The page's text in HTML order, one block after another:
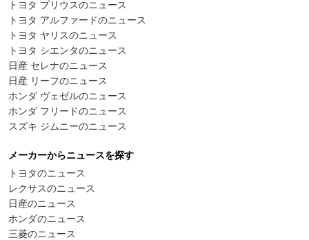
トヨタ プリウスのニュース
トヨタ アルファードのニュース
トヨタ ヤリスのニュース
トヨタ シエンタのニュース
日産 セレナのニュース
日産 リーフのニュース
ホンダ ヴェゼルのニュース
ホンダ フリードのニュース
スズキ ジムニーのニュース
メーカーからニュースを探す
トヨタのニュース
レクサスのニュース
日産のニュース
ホンダのニュース
三菱のニュース